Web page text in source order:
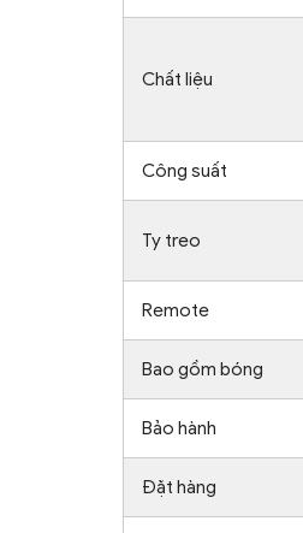
Chất liệu
Công suất
Ty treo
Remote
Bao gồm bóng
Bảo hành
Đặt hàng